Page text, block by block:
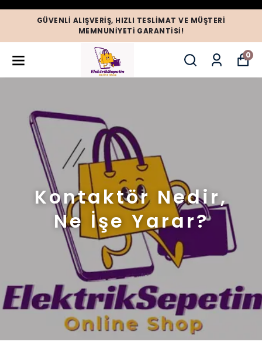
GÜVENLI ALIŞVERIŞ, HIZLI TESLIMAT VE MÜŞTERI
MEMNUNIYETI GARANTISI!
0
Kontaktör Nedir,
Ne İşe Yarar?